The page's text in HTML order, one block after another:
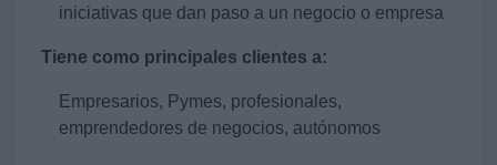
iniciativas que dan paso a un negocio o empresa
Tiene como principales clientes a:
Empresarios, Pymes, profesionales,
emprendedores de negocios, autónomos